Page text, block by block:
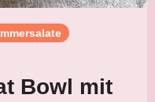
Bowl mit